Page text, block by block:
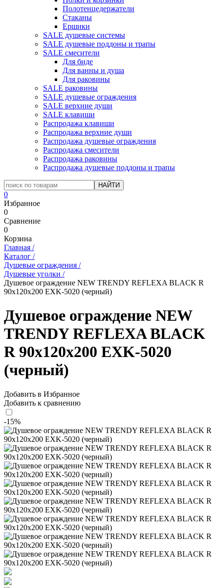
Полотенцедержатели
Стаканы
Ершики
SALE душевые системы
SALE душевые поддоны и трапы
SALE смесители
Для биде
Для ванны и душа
Для раковины
SALE раковины
SALE душевые ограждения
SALE верхние души
SALE клавиши
Распродажа клавиши
Распродажа верхние души
Распродажа душевые ограждения
Распродажа смесители
Распродажа раковины
Распродажа душевые поддоны и трапы
0
Избранное
0
Сравнение
0
Корзина
Главная /
Каталог /
Душевые ограждения /
Душевые уголки /
Душевое ограждение NEW TRENDY REFLEXA BLACK R
90x120x200 EXK-5020 (черный)
Душевое ограждение NEW
TRENDY REFLEXA BLACK
R 90x120x200 EXK-5020
(черный)
Добавить в Избранное
Добавить к сравнению
-15%